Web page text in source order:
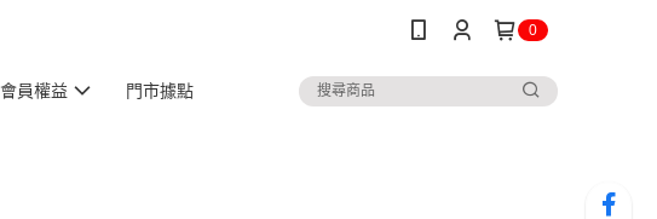
0
會員權益 門市據點